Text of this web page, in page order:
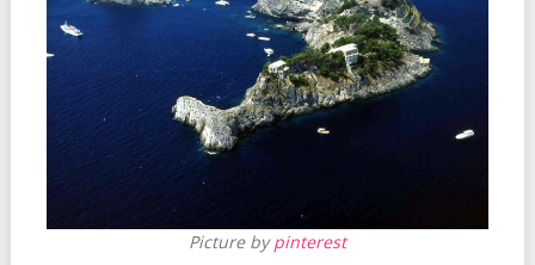
Picture bypinterest